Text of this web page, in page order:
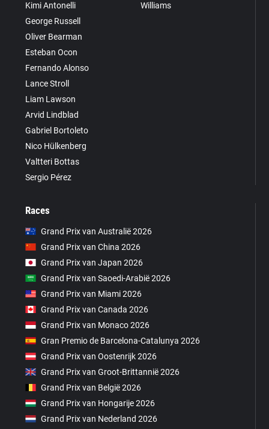
Kimi Antonelli
George Russell
Oliver Bearman
Esteban Ocon
Fernando Alonso
Lance Stroll
Liam Lawson
Arvid Lindblad
Gabriel Bortoleto
Nico Hülkenberg
Valtteri Bottas
Sergio Pérez
Williams
Races
Grand Prix van Australië 2026
Grand Prix van China 2026
Grand Prix van Japan 2026
Grand Prix van Saoedi-Arabië 2026
Grand Prix van Miami 2026
Grand Prix van Canada 2026
Grand Prix van Monaco 2026
Gran Premio de Barcelona-Catalunya 2026
Grand Prix van Oostenrijk 2026
Grand Prix van Groot-Brittannië 2026
Grand Prix van België 2026
Grand Prix van Hongarije 2026
Grand Prix van Nederland 2026